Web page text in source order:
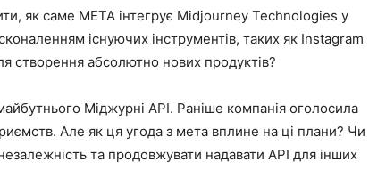
як саме META інтегрує Midjourney Technologies у
існуючих інструментів, таких як Instagram
створення абсолютно нових продуктів?
Міджурні API. Раніше компанія оголосила
Але як ця угода з мета вплине на ці плани? Чи
та продовжувати надавати API для інших